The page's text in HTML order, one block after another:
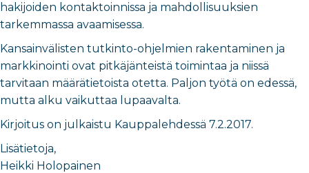
hakijoiden kontaktoinnissa ja mahdollisuuksien
tarkemmassa avaamisessa.
Kansainvälisten tutkinto-ohjelmien rakentaminen ja
markkinointi ovat pitkäjänteistä toimintaa ja niissä
tarvitaan määrätietoista otetta. Paljon työtä on edessä,
mutta alku vaikuttaa lupaavalta.
Kirjoitus on julkaistu Kauppalehdessä 7.2.2017.
Lisätietoja,
Heikki Holopainen